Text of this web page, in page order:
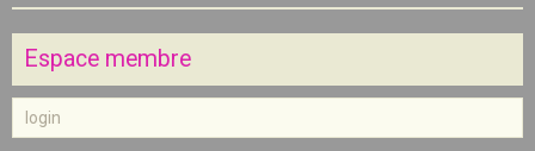
Espace membre